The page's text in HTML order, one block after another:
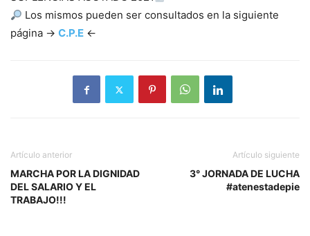
Los mismos pueden ser consultados en la siguiente
página -> C.P.E <-
Artículo anterior
MARCHA POR LA DIGNIDAD
DEL SALARIO Y EL
TRABAJO!!!
Artículo siguiente
3° JORNADA DE LUCHA
#atenestadepie